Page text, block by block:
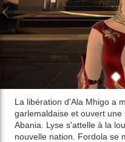
La libération d'Ala Mhigo a
garlemaldaise et ouvert
Abania. Lyse s'attelle à la
nouvelle nation. Fordola se